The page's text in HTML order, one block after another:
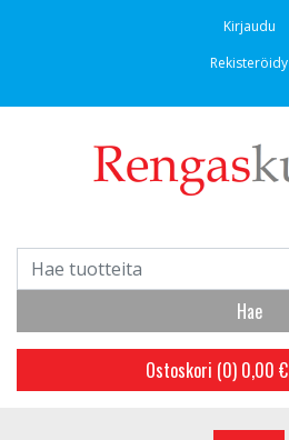
Kirjaudu
Rekisteröidy
Hae
Ostoskori (0) 0,00 €